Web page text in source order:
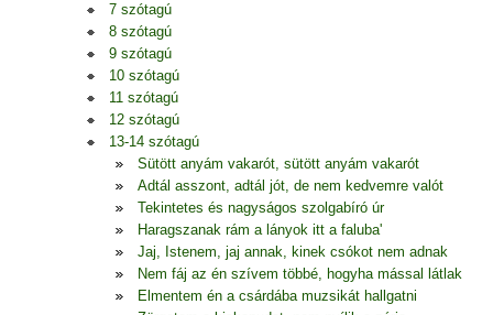
7 szótagú
8 szótagú
9 szótagú
10 szótagú
11 szótagú
12 szótagú
13-14 szótagú
Sütött anyám vakarót, sütött anyám vakarót
Adtál asszont, adtál jót, de nem kedvemre valót
Tekintetes és nagyságos szolgabíró úr
Haragszanak rám a lányok itt a faluba'
Jaj, Istenem, jaj annak, kinek csókot nem adnak
Nem fáj az én szívem többé, hogyha mással látlak
Elmentem én a csárdába muzsikát hallgatni